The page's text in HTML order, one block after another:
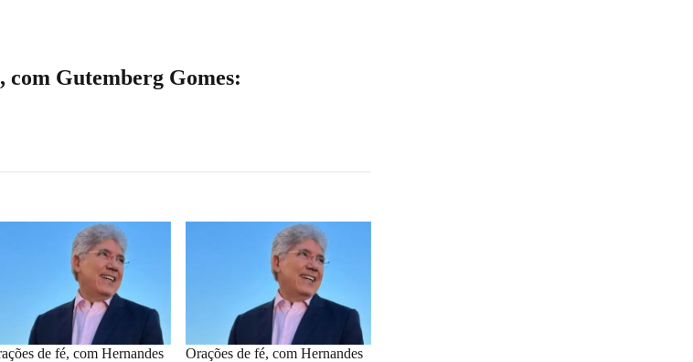
com Gutemberg Gomes:
de fé, com Hernandes
Orações de fé, com Hernandes